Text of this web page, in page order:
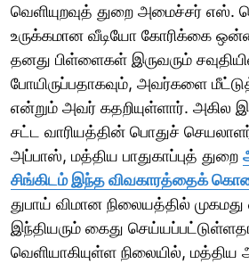
வெளியுறவுத் துறை அமைச்சர் எஸ்.
உருக்கமான வீடியோ கோரிக்கை
தனது பிள்ளைகள் இருவரும்
போயிருப்பதாகவும், அவர்களை
என்றும் அவர் கதறியுள்ளார். அகில
சட்ட வாரியத்தின் பொதுச்
அப்பாஸ், மத்திய பாதுகாப்புத் துறை
சிங்கிடம் இந்த விவகாரத்தைக்
துபாய் விமான நிலையத்தில்
இந்தியரும் கைது
வெளியாகியுள்ள நிலையில், மத்திய